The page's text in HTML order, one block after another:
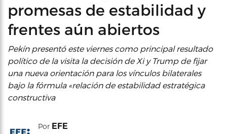
promesas de estabilidad y
frentes aún abiertos
Pekín presentó este viernes como principal resultado
político de la visita la decisión de Xi y Trump de fijar
una nueva orientación para los vínculos bilaterales
bajo la fórmula «relación de estabilidad estratégica
constructiva
Por EFE